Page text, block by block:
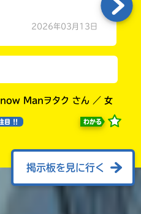
2026年03月13日
Manヲタク さん ／ 女
目 !! わかる
掲示板を見に行く